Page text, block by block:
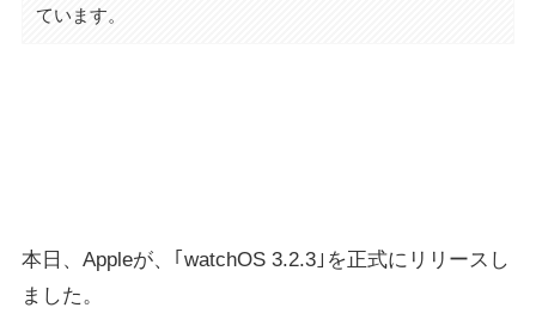
ています。
本日、Appleが、｢watchOS 3.2.3｣を正式にリリースし
ました。